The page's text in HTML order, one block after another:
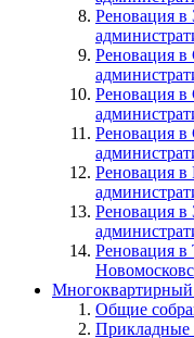
Реновация
Реновация
Реновация
Реновация
Реновация
Реновация в
Реновация
Общие